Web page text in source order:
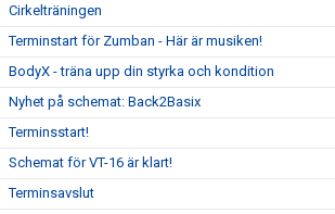
Cirkelträningen
Terminstart för Zumban - Här är musiken!
BodyX - träna upp din styrka och kondition
Nyhet på schemat: Back2Basix
Terminsstart!
Schemat för VT-16 är klart!
Terminsavslut